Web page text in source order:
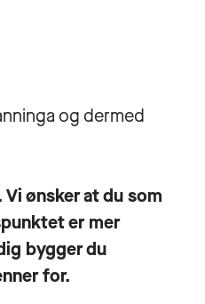
og dermed
ønsker at du som
er mer
bygger du
for.